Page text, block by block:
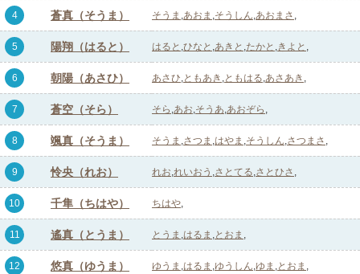
4 蒼真（そうま） そうま あおま そうしん あおまさ
5 陽翔（はると） はると ひなと あきと たかと きよと
6 朝陽（あさひ） あさひ ともあき ともはる あさあき
7 蒼空（そら） そら あお そうあ あおぞら
8 颯真（そうま） そうま さつま はやま そうしん さつまさ
9 怜央（れお） れお れいおう さとてる さとひさ
10 千隼（ちはや） ちはや
11 遙真（とうま） とうま はるま とおま
12 悠真（ゆうま） ゆうま はるま ゆうしん ゆま とおま